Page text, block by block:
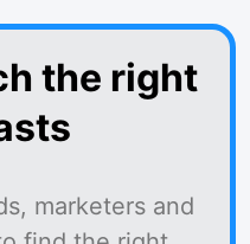
the right
marketers and